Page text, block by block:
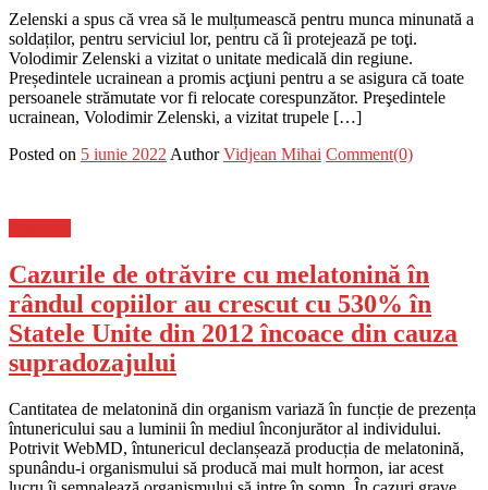
Zelenski a spus că vrea să le mulțumească pentru munca minunată a
soldaților, pentru serviciul lor, pentru că îi protejează pe toţi.
Volodimir Zelenski a vizitat o unitate medicală din regiune.
Președintele ucrainean a promis acţiuni pentru a se asigura că toate
persoanele strămutate vor fi relocate corespunzător. Preşedintele
ucrainean, Volodimir Zelenski, a vizitat trupele […]
Posted on 5 iunie 2022 Author Vidjean Mihai Comment(0)
Cazurile de otrăvire cu melatonină în
rândul copiilor au crescut cu 530% în
Statele Unite din 2012 încoace din cauza
supradozajului
Cantitatea de melatonină din organism variază în funcție de prezența
întunericului sau a luminii în mediul înconjurător al individului.
Potrivit WebMD, întunericul declanșează producția de melatonină,
spunându-i organismului să producă mai mult hormon, iar acest